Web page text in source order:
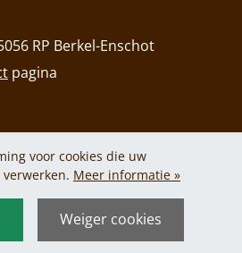
Cookiebeleid
voor cookies die uw
verwerken. Meer informatie »
Weiger cookies
RP Berkel-Enschot
pagina
Vrouw van Koningshoeven